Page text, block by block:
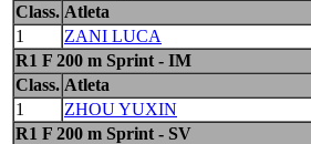
Class. Atleta
1
ZANI LUCA
R1 F 200 m Sprint - IM
Class. Atleta
1
ZHOU YUXIN
R1 F 200 m Sprint - SV